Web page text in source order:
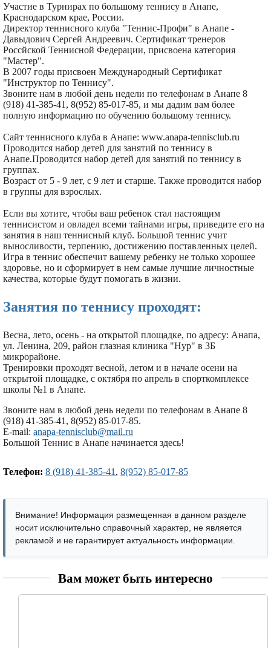
Участие в Турнирах по большому теннису в Анапе,
Краснодарском крае, России.
Директор теннисного клуба "Теннис-Профи" в Анапе -
Давыдович Сергей Андреевич. Сертификат тренеров
Россйской Теннисной Федерации, присвоена категория
"Мастер".
В 2007 годы присвоен Международный Сертификат
"Инструктор по Теннису".
Звоните нам в любой день недели по телефонам в Анапе 8
(918) 41-385-41, 8(952) 85-017-85, и мы дадим вам более
полную информацию по обучению большому теннису.
Сайт теннисного клуба в Анапе: www.anapa-tennisclub.ru
Проводится набор детей для занятий по теннису в
Анапе.Проводится набор детей для занятий по теннису в
группах.
Возраст от 5 - 9 лет, с 9 лет и старше. Также проводится набор
в группы для взрослых.
Если вы хотите, чтобы ваш ребенок стал настоящим
теннисистом и овладел всеми тайнами игры, приведите его на
занятия в наш теннисный клуб. Большой теннис учит
выносливости, терпению, достижению поставленных целей.
Игра в теннис обеспечит вашему ребенку не только хорошее
здоровье, но и сформирует в нем самые лучшие личностные
качества, которые будут помогать в жизни.
Занятия по теннису проходят:
Весна, лето, осень - на открытой площадке, по адресу: Анапа,
ул. Ленина, 209, район глазная клиника "Нур" в 3Б
микрорайоне.
Тренировки проходят весной, летом и в начале осени на
открытой площадке, с октября по апрель в спорткомплексе
школы №1 в Анапе.
Звоните нам в любой день недели по телефонам в Анапе 8
(918) 41-385-41, 8(952) 85-017-85.
E-mail: anapa-tennisclub@mail.ru
Большой Теннис в Анапе начинается здесь!
Телефон: 8 (918) 41-385-41 , 8(952) 85-017-85
Внимание! Информация размещенная в данном разделе
носит исключительно справочный характер, не является
рекламой и не гарантирует актуальность информации.
Вам может быть интересно